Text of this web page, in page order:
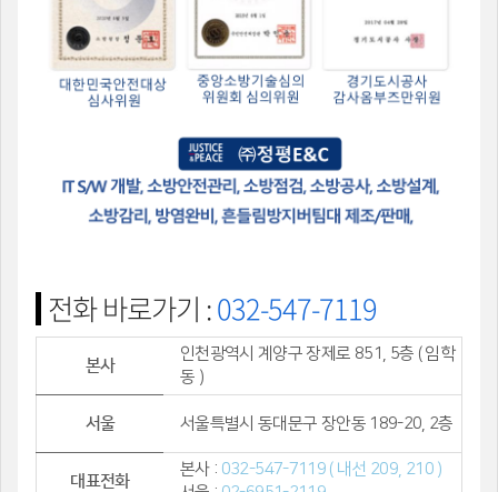
전화 바로가기 :032-547-7119
본사
인천광역시 계양구 장제로 851, 5층 ( 임학
동 )
서울 서울특별시 동대문구 장안동 189-20, 2층
대표전화
본사 : 032-547-7119 ( 내선 209, 210 )